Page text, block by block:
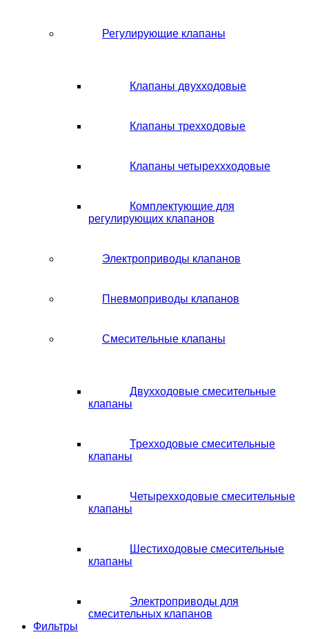
Регулирующие клапаны
Клапаны двухходовые
Клапаны трехходовые
Клапаны четыреххходовые
Комплектующие для
регулирующих клапанов
Электроприводы клапанов
Пневмоприводы клапанов
Смесительные клапаны
Двухходовые смесительные
клапаны
Трехходовые смесительные
клапаны
Четырехходовые смесительные
клапаны
Шестиходовые смесительные
клапаны
Электроприводы для
смесительных клапанов
Фильтры